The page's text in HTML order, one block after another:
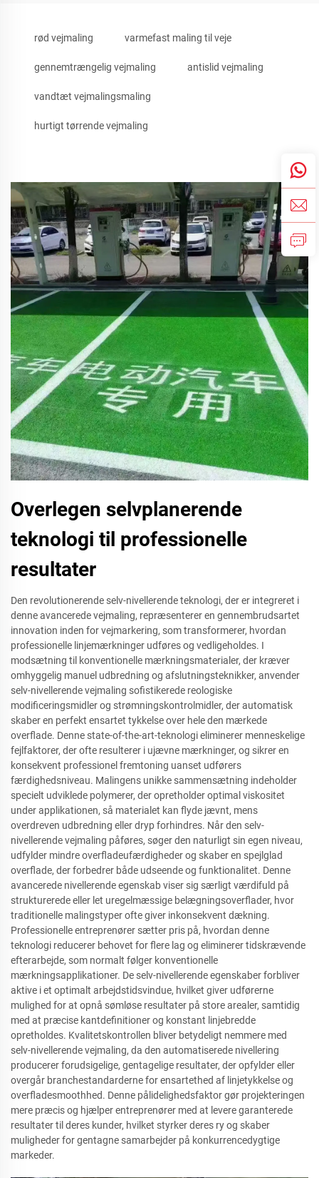
rød vejmaling varmefast maling til veje
gennemtrængelig vejmaling antislid vejmaling
vandtæt vejmalingsmaling
hurtigt tørrende vejmaling
Overlegen selvplanerende
teknologi til professionelle
resultater
Den revolutionerende selv-nivellerende teknologi, der er integreret i
denne avancerede vejmaling, repræsenterer en gennembrudsartet
innovation inden for vejmarkering, som transformerer, hvordan
professionelle linjemærkninger udføres og vedligeholdes. I
modsætning til konventionelle mærkningsmaterialer, der kræver
omhyggelig manuel udbredning og afslutningsteknikker, anvender
selv-nivellerende vejmaling sofistikerede reologiske
modificeringsmidler og strømningskontrolmidler, der automatisk
skaber en perfekt ensartet tykkelse over hele den mærkede
overflade. Denne state-of-the-art-teknologi eliminerer menneskelige
fejlfaktorer, der ofte resulterer i ujævne mærkninger, og sikrer en
konsekvent professionel fremtoning uanset udførers
færdighedsniveau. Malingens unikke sammensætning indeholder
specielt udviklede polymerer, der opretholder optimal viskositet
under applikationen, så materialet kan flyde jævnt, mens
overdreven udbredning eller dryp forhindres. Når den selv-
nivellerende vejmaling påføres, søger den naturligt sin egen niveau,
udfylder mindre overfladeufærdigheder og skaber en spejlglad
overflade, der forbedrer både udseende og funktionalitet. Denne
avancerede nivellerende egenskab viser sig særligt værdifuld på
strukturerede eller let uregelmæssige belægningsoverflader, hvor
traditionelle malingstyper ofte giver inkonsekvent dækning.
Professionelle entreprenører sætter pris på, hvordan denne
teknologi reducerer behovet for flere lag og eliminerer tidskrævende
efterarbejde, som normalt følger konventionelle
mærkningsapplikationer. De selv-nivellerende egenskaber forbliver
aktive i et optimalt arbejdstidsvindue, hvilket giver udførerne
mulighed for at opnå sømløse resultater på store arealer, samtidig
med at præcise kantdefinitioner og konstant linjebredde
opretholdes. Kvalitetskontrollen bliver betydeligt nemmere med
selv-nivellerende vejmaling, da den automatiserede nivellering
producerer forudsigelige, gentagelige resultater, der opfylder eller
overgår branchestandarderne for ensartethed af linjetykkelse og
overfladesmoothhed. Denne pålidelighedsfaktor gør projekteringen
mere præcis og hjælper entreprenører med at levere garanterede
resultater til deres kunder, hvilket styrker deres ry og skaber
muligheder for gentagne samarbejder på konkurrencedygtige
markeder.